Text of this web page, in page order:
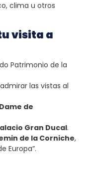
clima u otros
visita a
Patrimonio de la
las vistas al
de
Gran Ducal.
de la Corniche,
Europa”.